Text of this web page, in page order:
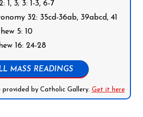
1, 3; 3: 1-3, 6-7
32: 35cd-36ab, 39abcd, 41
5: 10
16: 24-28
MASS READINGS
provided by Catholic Gallery. Get it here